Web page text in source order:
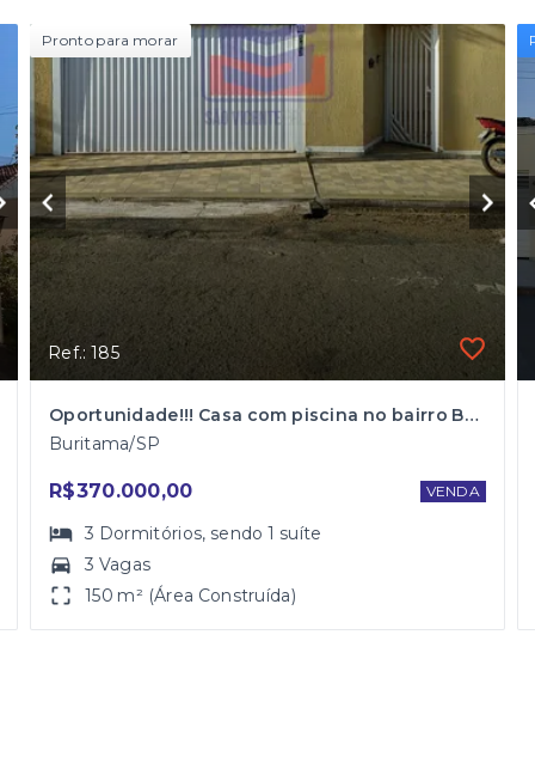
Pronto para morar
Ref.: 185
Oportunidade!!! Casa com piscina no bairro Benedito Garcia
Buritama/SP
R$370.000,00 VENDA
3 Dormitórios, sendo1 suíte
3 Vagas
150 m² (Área Construída)